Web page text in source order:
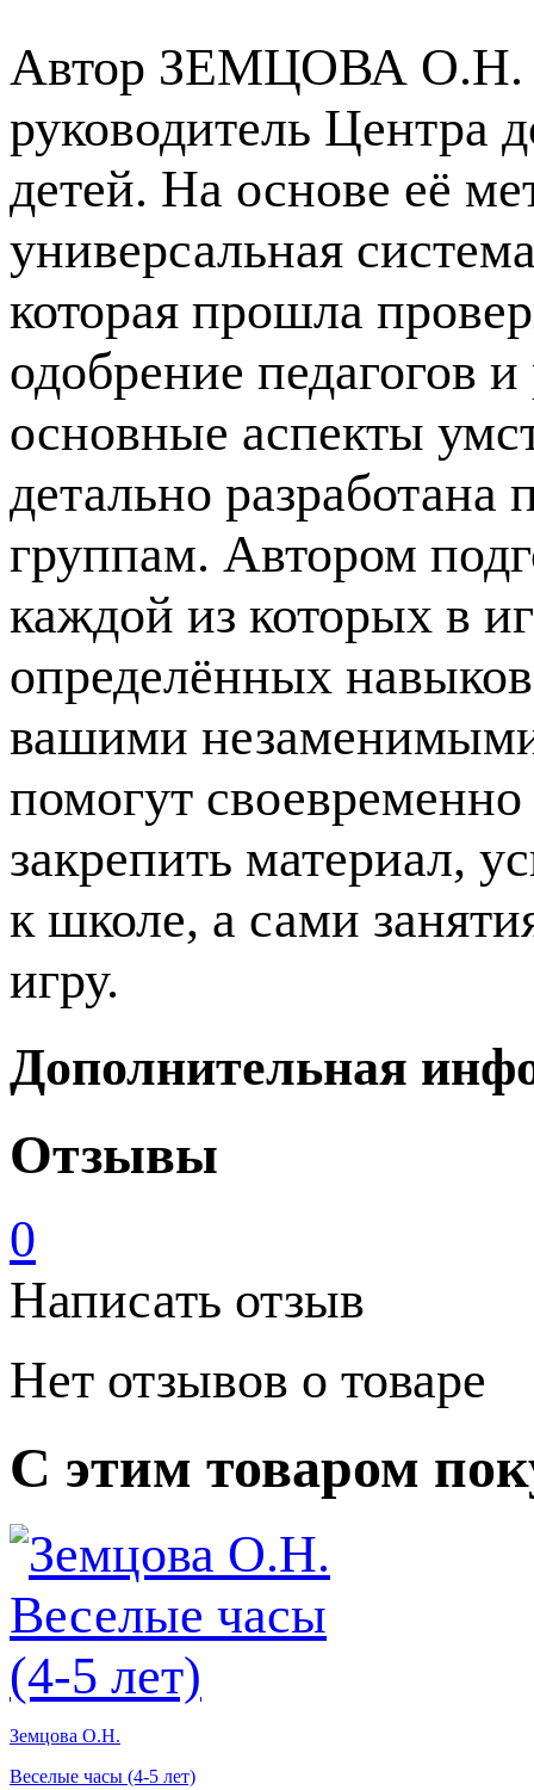
Автор ЗЕМЦОВА О.Н. -
руководитель Центра
детей. На основе её
универсальная
которая прошла
одобрение педагогов
основные аспекты
детально
группам. Автором
каждой из которых в
определённых
вашими
помогут
закрепить материал,
к школе, а сами
игру.
Дополнительная
Отзывы
0
Написать отзыв
Нет отзывов о товаре
С этим товаром
Земцова О.Н.
Веселые часы (4-5 лет)